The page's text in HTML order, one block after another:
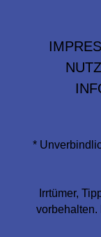
*
Irrtümer,
vorbehalten.